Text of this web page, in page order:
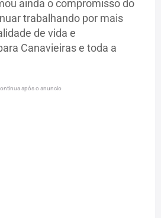
ainda o compromisso do
trabalhando por mais
de vida e
Canavieiras e toda a
após o anuncio